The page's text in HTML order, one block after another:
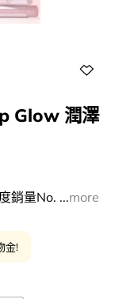
Glow 潤澤
銷量No. ...more
金!